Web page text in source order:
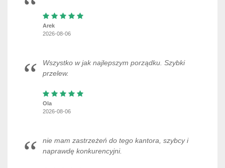
Arek
2026-08-06
Wszystko w jak najlepszym porządku. Szybki
przelew.
Ola
2026-08-06
nie mam zastrzeżeń do tego kantora, szybcy i
naprawdę konkurencyjni.